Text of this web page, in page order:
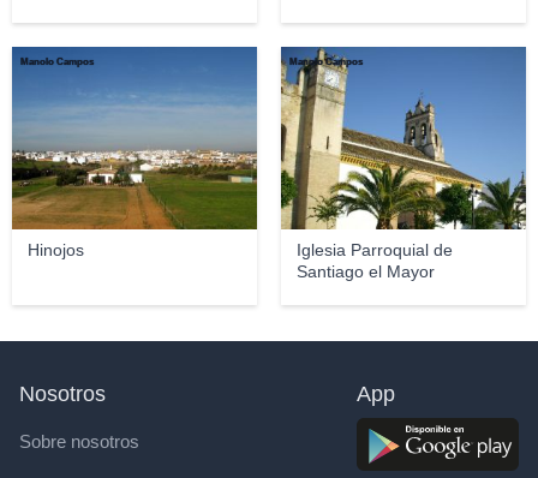
Hinojos
Manolo Campos
Iglesia Parroquial de
Santiago el Mayor
Manolo Campos
Nosotros
Sobre nosotros
App